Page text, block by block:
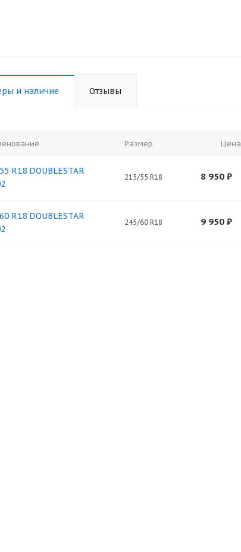
и наличие Отзывы
Размер Цена
R18 DOUBLESTAR
215/55 R18 8 950 ₽
R18 DOUBLESTAR
245/60 R18 9 950 ₽